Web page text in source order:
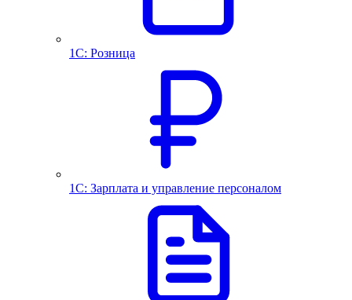
1С: Розница
1С: Зарплата и управление персоналом